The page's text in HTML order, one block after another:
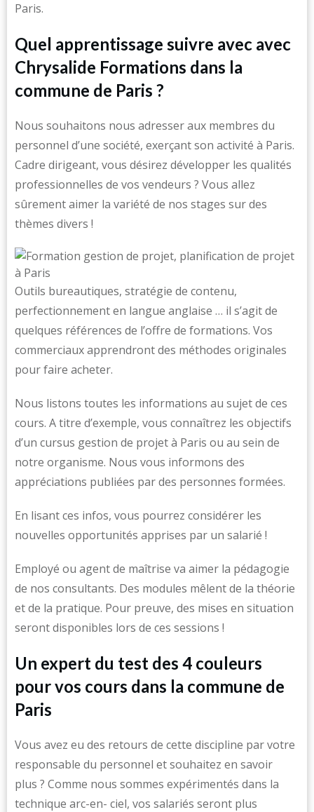
Paris.
Quel apprentissage suivre avec avec
Chrysalide Formations dans la
commune de Paris ?
Nous souhaitons nous adresser aux membres du
personnel d’une société, exerçant son activité à Paris.
Cadre dirigeant, vous désirez développer les qualités
professionnelles de vos vendeurs ? Vous allez
sûrement aimer la variété de nos stages sur des
thèmes divers !
Outils bureautiques, stratégie de contenu,
perfectionnement en langue anglaise … il s’agit de
quelques références de l’offre de formations. Vos
commerciaux apprendront des méthodes originales
pour faire acheter.
Nous listons toutes les informations au sujet de ces
cours. A titre d’exemple, vous connaîtrez les objectifs
d’un cursus gestion de projet à Paris ou au sein de
notre organisme. Nous vous informons des
appréciations publiées par des personnes formées.
En lisant ces infos, vous pourrez considérer les
nouvelles opportunités apprises par un salarié !
Employé ou agent de maîtrise va aimer la pédagogie
de nos consultants. Des modules mêlent de la théorie
et de la pratique. Pour preuve, des mises en situation
seront disponibles lors de ces sessions !
Un expert du test des 4 couleurs
pour vos cours dans la commune de
Paris
Vous avez eu des retours de cette discipline par votre
responsable du personnel et souhaitez en savoir
plus ? Comme nous sommes expérimentés dans la
technique arc-en- ciel, vos salariés seront plus